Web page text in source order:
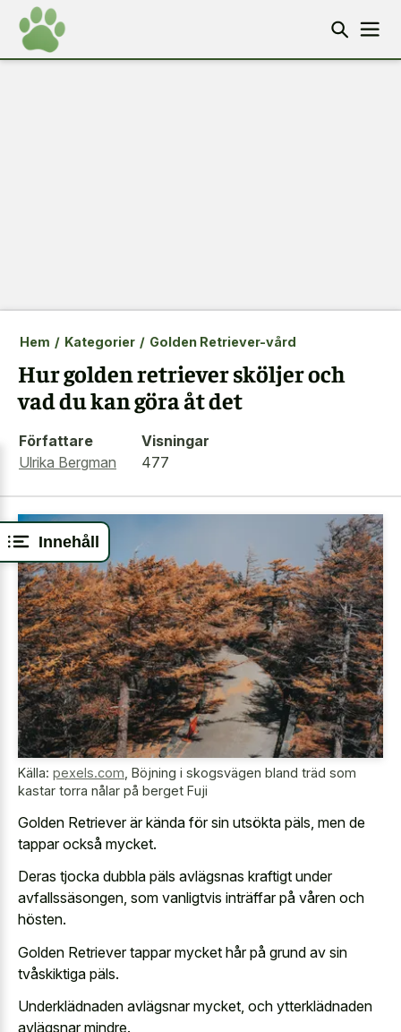
Innehåll
Hem / Kategorier / Golden Retriever-vård
Hur golden retriever sköljer och
vad du kan göra åt det
Författare
Ulrika Bergman
Visningar
477
Källa: pexels.com Böjning i skogsvägen bland träd som
kastar torra nålar på berget Fuji
Golden Retriever är kända för sin utsökta päls, men de
tappar också mycket.
Deras tjocka dubbla päls avlägsnas kraftigt under
avfallssäsongen, som vanligtvis inträffar på våren och
hösten.
Golden Retriever tappar mycket hår på grund av sin
tvåskiktiga päls.
Underklädnaden avlägsnar mycket, och ytterklädnaden
avlägsnar mindre.